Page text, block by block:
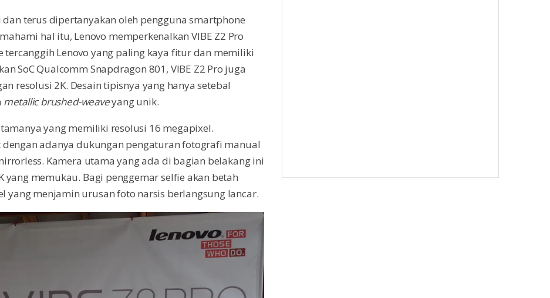
terus dipertanyakan oleh pengguna smartphone
hal itu, Lenovo memperkenalkan VIBE Z2 Pro
Lenovo yang paling kaya fitur dan memiliki
SoC Qualcomm Snapdragon 801, VIBE Z2 Pro juga
resolusi 2K. Desain tipisnya yang hanya setebal
metallic brushed-weaveyang unik.
yang memiliki resolusi 16 megapixel.
adanya dukungan pengaturan fotografi manual
Kamera utama yang ada di bagian belakang ini
memukau. Bagi penggemar selfie akan betah
yang menjamin urusan foto narsis berlangsung lancar.